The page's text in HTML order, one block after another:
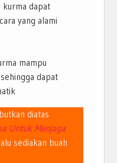
kurma dapat
yang alami
mampu
dapat
diatas
Untuk Menjaga
sediakan buah